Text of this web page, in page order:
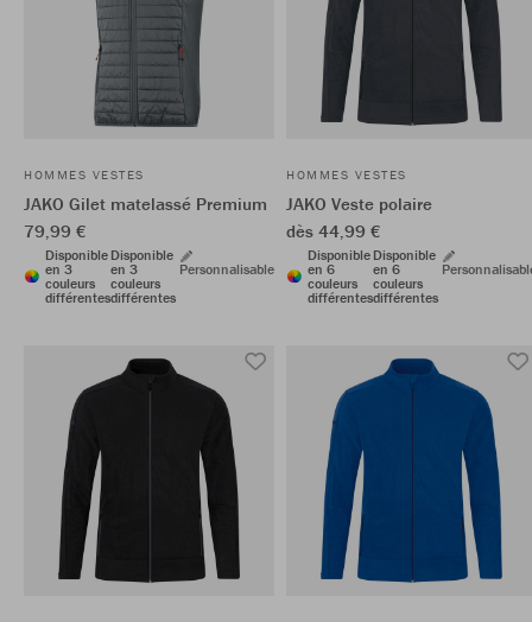
HOMMES VESTES
JAKO Gilet matelassé Premium
79,99 €
Disponible
en 3
couleurs
différentes
Disponible
en 3
couleurs
différentes
Personnalisable
HOMMES VESTES
JAKO Veste polaire
dès 44,99 €
Disponible
en 6
couleurs
différentes
Disponible
en 6
couleurs
différentes